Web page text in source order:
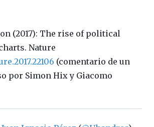
(2017): The rise of political
Nature
(comentario de un
por Simon Hix y Giacomo